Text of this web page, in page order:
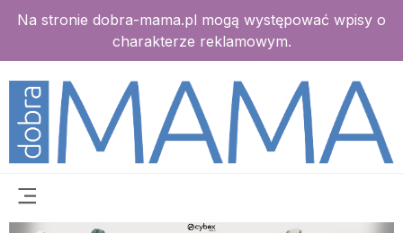
Na stronie dobra-mama.pl mogą występować wpisy o
charakterze reklamowym.